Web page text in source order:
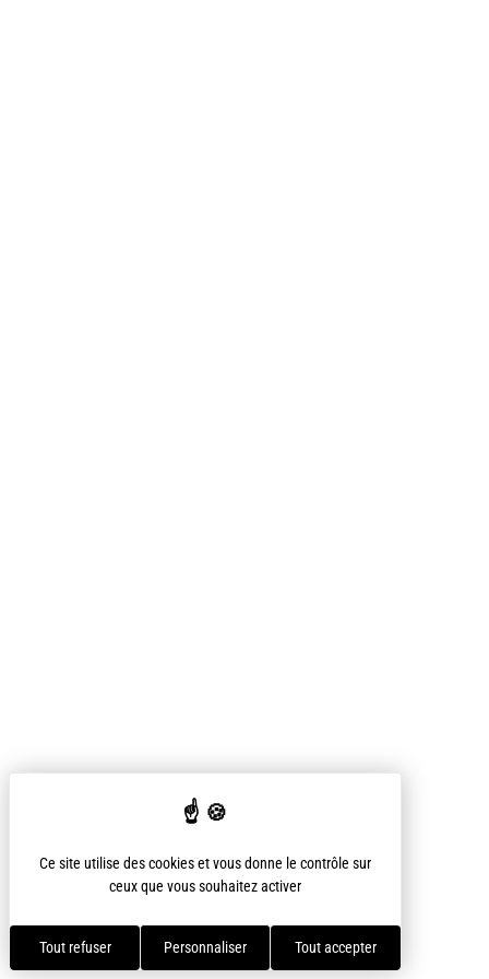
Ce site utilise des cookies et vous donne le contrôle sur
ceux que vous souhaitez activer
Tout accepter
Tout refuser Personnaliser